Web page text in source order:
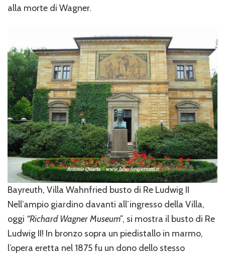
alla morte di Wagner.
Bayreuth, Villa Wahnfried busto di Re Ludwig II
Nell’ampio giardino davanti all’ingresso della Villa,
oggi “Richard Wagner Museum”, si mostra il busto di Re
Ludwig II! In bronzo sopra un piedistallo in marmo,
l’opera eretta nel 1875 fu un dono dello stesso